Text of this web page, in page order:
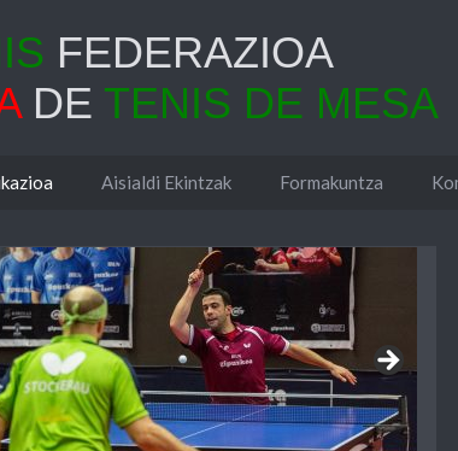
FEDERAZIOA
DE TENIS DE MESA
Aisialdi Ekintzak Formakuntza